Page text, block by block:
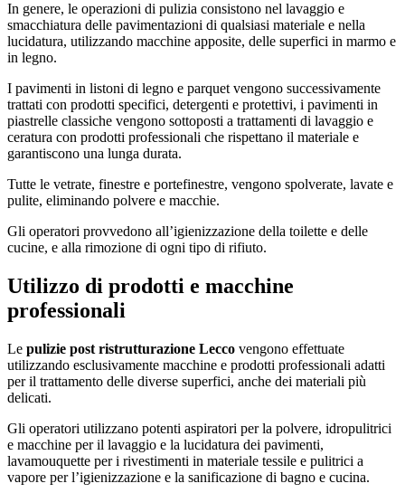
In genere, le operazioni di pulizia consistono nel lavaggio e
smacchiatura delle pavimentazioni di qualsiasi materiale e nella
lucidatura, utilizzando macchine apposite, delle superfici in marmo e
in legno.
I pavimenti in listoni di legno e parquet vengono successivamente
trattati con prodotti specifici, detergenti e protettivi, i pavimenti in
piastrelle classiche vengono sottoposti a trattamenti di lavaggio e
ceratura con prodotti professionali che rispettano il materiale e
garantiscono una lunga durata.
Tutte le vetrate, finestre e portefinestre, vengono spolverate, lavate e
pulite, eliminando polvere e macchie.
Gli operatori provvedono all’igienizzazione della toilette e delle
cucine, e alla rimozione di ogni tipo di rifiuto.
Utilizzo di prodotti e macchine
professionali
Le pulizie post ristrutturazione Lecco vengono effettuate
utilizzando esclusivamente macchine e prodotti professionali adatti
per il trattamento delle diverse superfici, anche dei materiali più
delicati.
Gli operatori utilizzano potenti aspiratori per la polvere, idropulitrici
e macchine per il lavaggio e la lucidatura dei pavimenti,
lavamouquette per i rivestimenti in materiale tessile e pulitrici a
vapore per l’igienizzazione e la sanificazione di bagno e cucina.